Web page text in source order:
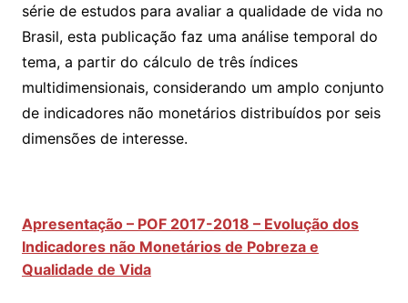
série de estudos para avaliar a qualidade de vida no
Brasil, esta publicação faz uma análise temporal do
tema, a partir do cálculo de três índices
multidimensionais, considerando um amplo conjunto
de indicadores não monetários distribuídos por seis
dimensões de interesse.
Apresentação – POF 2017-2018 – Evolução dos
Indicadores não Monetários de Pobreza e
Qualidade de Vida